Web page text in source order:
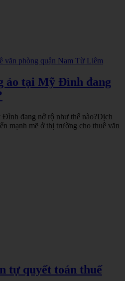
văn phòng quận Nam Từ Liêm
ảo tại Mỹ Đình đang
đang nở rộ như thế nào?Dịch
mạnh mẽ ở thị trường cho thuê văn
tự quyết toán thuế